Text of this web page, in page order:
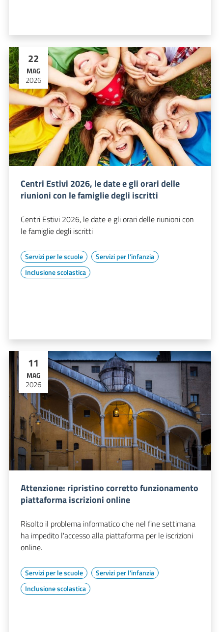
22
MAG
2026
Centri Estivi 2026, le date e gli orari delle
riunioni con le famiglie degli iscritti
Centri Estivi 2026, le date e gli orari delle riunioni con
le famiglie degli iscritti
Servizi per le scuole
Servizi per l'infanzia
Inclusione scolastica
11
MAG
2026
Attenzione: ripristino corretto funzionamento
piattaforma iscrizioni online
Risolto il problema informatico che nel fine settimana
ha impedito l'accesso alla piattaforma per le iscrizioni
online.
Servizi per le scuole
Servizi per l'infanzia
Inclusione scolastica